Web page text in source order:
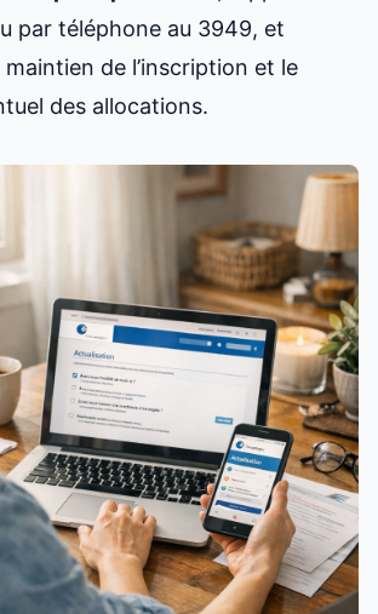
par téléphone au 3949, et
de l’inscription et le
des allocations.